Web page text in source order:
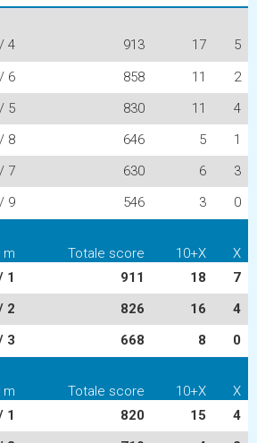
4 913 17
5
6 858 11
2
5 830 11
4
8 646 5
1
7 630 6
3
9 546 3 0
m Totale score 10+X
X
1 911 18
7
2 826 16
4
3 668 8 0
m Totale score 10+X
X
1 820 15
4